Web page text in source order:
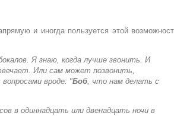
и иногда пользуется этой
Я знаю, когда лучше звонить. И
Или сам может позвонить,
вроде: "Боб, что нам делать с
в одиннадцать или двенадцать ночи в